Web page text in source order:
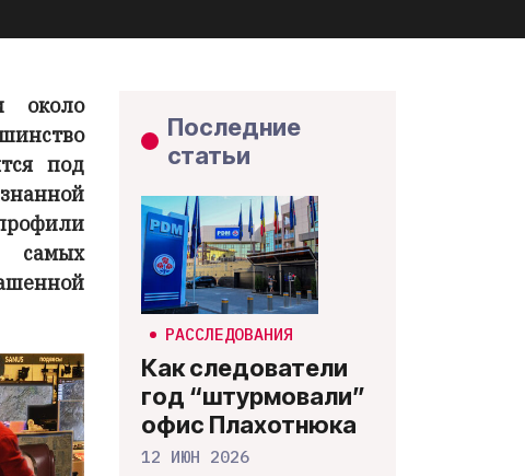
около
под
самых
Последние
статьи
РАССЛЕДОВАНИЯ
Как следователи
год “штурмовали”
офис Плахотнюка
12 ИЮН 2026